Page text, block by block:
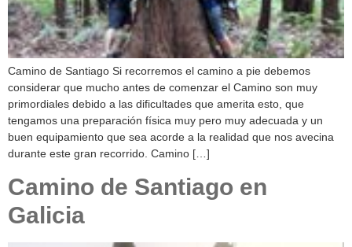
Camino de Santiago Si recorremos el camino a pie debemos
considerar que mucho antes de comenzar el Camino son muy
primordiales debido a las dificultades que amerita esto, que
tengamos una preparación física muy pero muy adecuada y un
buen equipamiento que sea acorde a la realidad que nos avecina
durante este gran recorrido. Camino […]
Camino de Santiago en
Galicia